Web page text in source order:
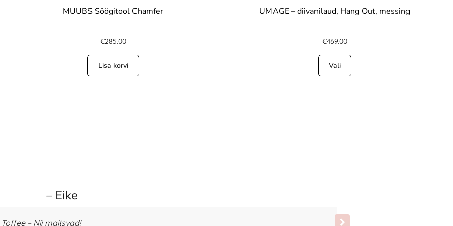
MUUBS Söögitool Chamfer
€285.00
Lisa korvi
UMAGE – diivanilaud, Hang Out, messing
€469.00
Vali
– Eike
– Nii maitsvad!